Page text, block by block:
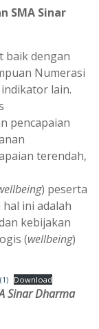
SMA Sinar
baik dengan
Numerasi
indikator lain.
pencapaian
terendah,
) peserta
ini adalah
kebijakan
(wellbeing)
Download
Sinar Dharma